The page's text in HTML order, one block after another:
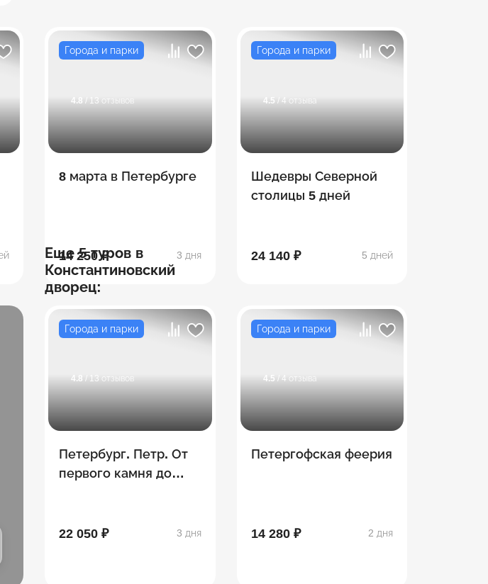
Города и парки
4.8 / 13 отзывов
8 марта в Петербурге
14 250 ₽ 3 дня
Города и парки
4.5 / 4 отзыва
Шедевры Северной
столицы 5 дней
24 140 ₽ 5 дней
Еще 5 туров в
Константиновский
дворец:
Города и парки
4.8 / 13 отзывов
Петербург. Петр. От
первого камня до
22 050 ₽ 3 дня
Города и парки
4.5 / 4 отзыва
Петергофская феерия
14 280 ₽ 2 дня